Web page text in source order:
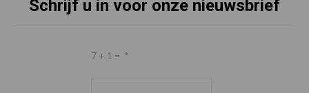
Schrijf u in voor onze nieuwsbrief
7 + 1 = *